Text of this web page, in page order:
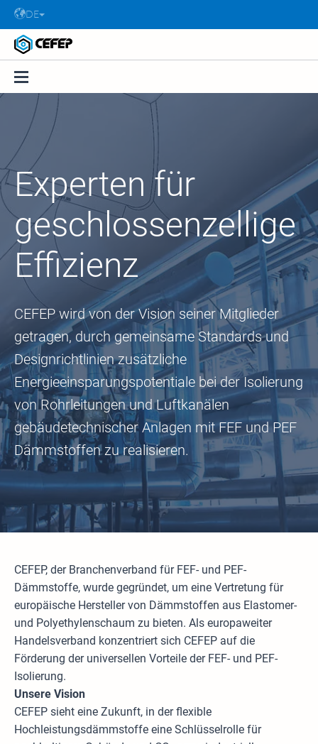
DE
Experten für
geschlossenzellige
Effizienz
CEFEP wird von der Vision seiner Mitglieder
getragen, durch gemeinsame Standards und
Designrichtlinien zusätzliche
Energieeinsparungspotentiale bei der Isolierung
von Rohrleitungen und Luftkanälen
gebäudetechnischer Anlagen mit FEF und PEF
Dämmstoffen zu realisieren.
CEFEP, der Branchenverband für FEF- und PEF-
Dämmstoffe, wurde gegründet, um eine Vertretung für
europäische Hersteller von Dämmstoffen aus Elastomer-
und Polyethylenschaum zu bieten. Als europaweiter
Handelsverband konzentriert sich CEFEP auf die
Förderung der universellen Vorteile der FEF- und PEF-
Isolierung.
Unsere Vision
CEFEP sieht eine Zukunft, in der flexible
Hochleistungsdämmstoffe eine Schlüsselrolle für